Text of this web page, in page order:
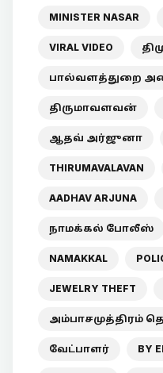
MINISTER NASAR
VIRAL VIDEO
பால்வளத்துறை
திருமாவளவன்
ஆதவ் அர்ஜுனா
THIRUMAVALAVAN
AADHAV ARJUNA
நாமக்கல் போலீஸ்
NAMAKKAL
JEWELRY THEFT
அம்பாசமுத்திரம்
வேட்பாளர் BY